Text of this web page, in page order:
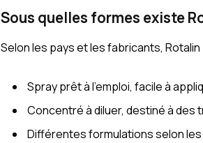
Sous quelles formes existe
Selon les pays et les fabricants,
Spray prêt à l’emploi, facile à
Concentré à diluer, destiné à des
Différentes formulations selon